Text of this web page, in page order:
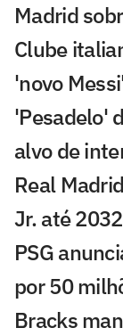
Madrid
Clube
'novo
'Pesadelo'
alvo de
Real
Jr. até 2032
PSG
por 50
Bracks